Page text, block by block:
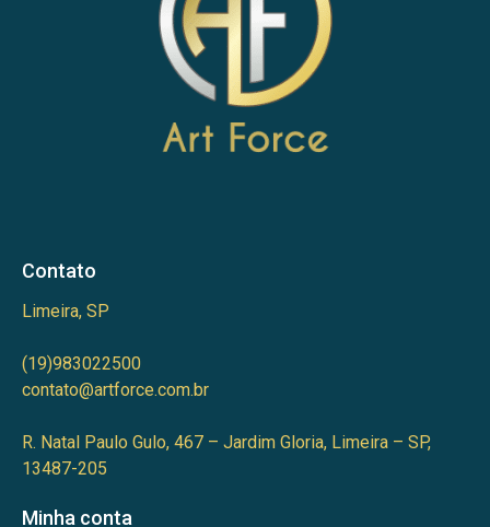
Contato
Limeira, SP
(19)983022500
contato@artforce.com.br
R. Natal Paulo Gulo, 467 – Jardim Gloria, Limeira – SP,
13487-205
Minha conta